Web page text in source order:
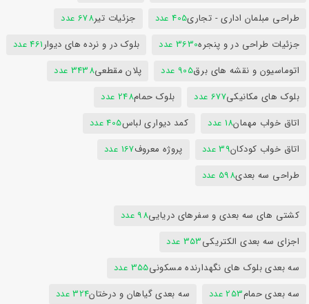
طراحی مبلمان اداری - تجاری405 عدد جزئیات تیر678 عدد
جزئیات طراحی در و پنجره3630 عدد بلوک در و نرده های دیوار461 عدد
اتوماسیون و نقشه های برق905 عدد پلان مقطعی3438 عدد
بلوک های مکانیکی677 عدد بلوک حمام248 عدد
اتاق خواب مهمان18 عدد کمد دیواری لباس405 عدد
اتاق خواب کودکان39 عدد پروژه معروف167 عدد
طراحی سه بعدی598 عدد
کشتی های سه بعدی و سفرهای دریایی98 عدد
اجزای سه بعدی الکتریکی353 عدد
سه بعدی بلوک های نگهدارنده مسکونی355 عدد
سه بعدی حمام253 عدد سه بعدی گیاهان و درختان324 عدد